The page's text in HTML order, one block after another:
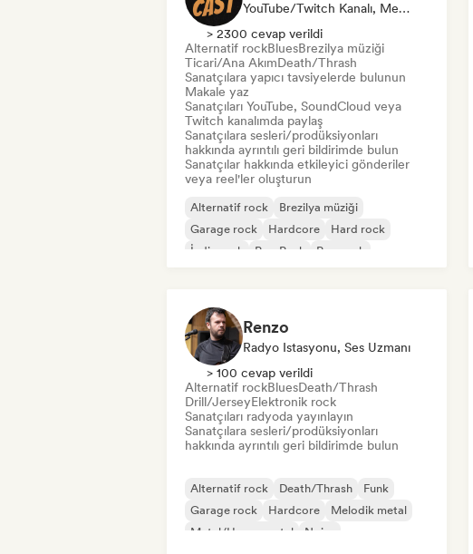
YouTube/Twitch Kanalı, Medya Kuruluşu/Gazeteci, Mentor, Sosyal Medya Etkileyici, Ses Uzmanı
> 2300 cevap verildi
Alternatif rockBluesBrezilya müziği
Ticari/Ana AkımDeath/Thrash
Sanatçılara yapıcı tavsiyelerde bulunun
Makale yaz
Sanatçıları YouTube, SoundCloud veya
Twitch kanalımda paylaş
Sanatçılara sesleri/prodüksiyonları
hakkında ayrıntılı geri bildirimde bulun
Sanatçılar hakkında etkileyici gönderiler
veya reel'ler oluşturun
Alternatif rock
Brezilya müziği
Garage rock
Hardcore
Hard rock
İndie rock
Pop Punk Pop rock
Renzo
Radyo Istasyonu, Ses Uzmanı
> 100 cevap verildi
Alternatif rockBluesDeath/Thrash
Drill/JerseyElektronik rock
Sanatçıları radyoda yayınlayın
Sanatçılara sesleri/prodüksiyonları
hakkında ayrıntılı geri bildirimde bulun
Alternatif rock Death/Thrash
Funk
Garage rock
Hardcore
Melodik metal
Metal/Heavy metal
Noise